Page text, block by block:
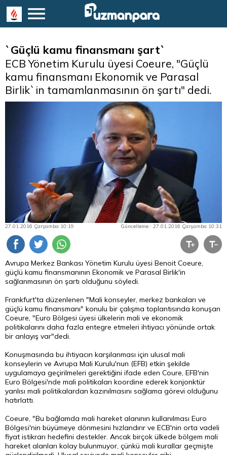
`Güçlü kamu finansmanı şart`
ECB Yönetim Kurulu üyesi Coeure, "Güçlü
kamu finansmanı Ekonomik ve Parasal
Birlik`in tamamlanmasının ön şartı" dedi.
27.01.2016 Çarşamba 10:19 Güncelleme : 27.01.2016 Çarşamba 10:31
Avrupa Merkez Bankası Yönetim Kurulu üyesi Benoit Coeure,
güçlü kamu finansmanının Ekonomik ve Parasal Birlik'in
sağlanmasının ön şartı olduğunu söyledi.
Frankfurt'ta düzenlenen "Mali konseyler, merkez bankaları ve
güçlü kamu finansmanı" konulu bir çalışma toplantısında konuşan
Coeure, "Euro Bölgesi üyesi ülkelerin mali ve ekonomik
politikalarını daha fazla entegre etmeleri ihtiyacı yönünde ortak
bir anlayış var"dedi.
Konuşmasında bu ihtiyacın karşılanması için ulusal mali
konseylerin ve Avrupa Mali Kurulu'nun (EFB) etkin şekilde
uygulamaya geçirilmeleri gerektiğini ifade eden Coure, EFB'nin
Euro Bölgesi'nde mali politikaları koordine ederek konjonktür
yanlısı mali politikalardan kazınılmasını sağlama görevi olduğunu
hatırlattı.
Coeure, "Bu bağlamda mali hareket alanının kullanılması Euro
Bölgesi'nin büyümeye dönmesini hızlandırır ve ECB'nin orta vadeli
fiyat istikrarı hedefini destekler. Ancak birçok ülkede bölgem mali
hareket alanları kolay bulunmuyor, çünkü mali kurallar geçmişte